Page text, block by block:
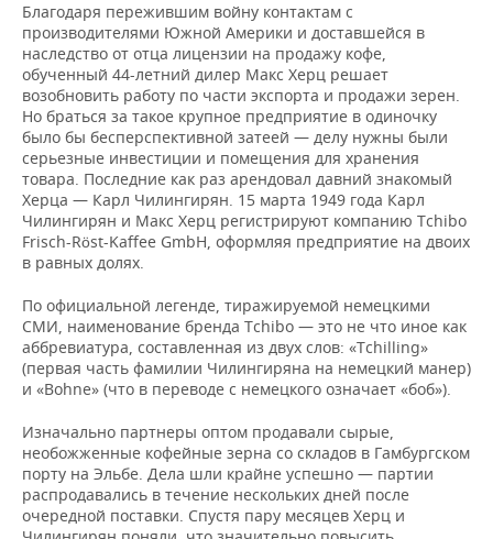
Благодаря пережившим войну контактам с
производителями Южной Америки и доставшейся в
наследство от отца лицензии на продажу кофе,
обученный 44-летний дилер Макс Херц решает
возобновить работу по части экспорта и продажи зерен.
Но браться за такое крупное предприятие в одиночку
было бы бесперспективной затеей — делу нужны были
серьезные инвестиции и помещения для хранения
товара. Последние как раз арендовал давний знакомый
Херца — Карл Чилингирян. 15 марта 1949 года Карл
Чилингирян и Макс Херц регистрируют компанию Tchibo
Frisch-Röst-Kaffee GmbH, оформляя предприятие на двоих
в равных долях.
По официальной легенде, тиражируемой немецкими
СМИ, наименование бренда Tchibo — это не что иное как
аббревиатура, составленная из двух слов: «Tchilling»
(первая часть фамилии Чилингиряна на немецкий манер)
и «Bohne» (что в переводе с немецкого означает «боб»).
Изначально партнеры оптом продавали сырые,
необожженные кофейные зерна со складов в Гамбургском
порту на Эльбе. Дела шли крайне успешно — партии
распродавались в течение нескольких дней после
очередной поставки. Спустя пару месяцев Херц и